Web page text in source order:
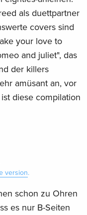
als duettpartner
covers sind
your love to
and juliet", das
der killers
amüsant an, vor
diese compilation
version.
schon zu Ohren
es nur B-Seiten